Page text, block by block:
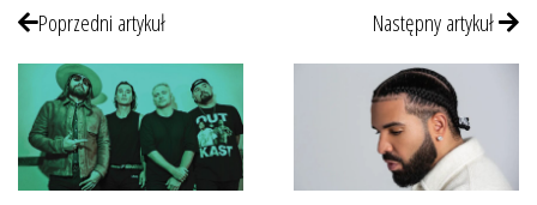
Poprzedni artykuł Następny artykuł